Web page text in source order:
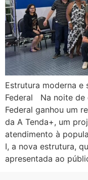
Estrutura moderna
Federal Na noite de
Federal ganhou um
da A Tenda+, um
atendimento à
I, a nova estrutura,
apresentada ao